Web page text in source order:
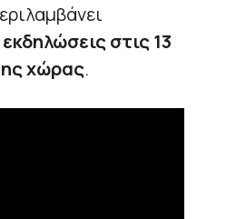
στις 13
χώρας.